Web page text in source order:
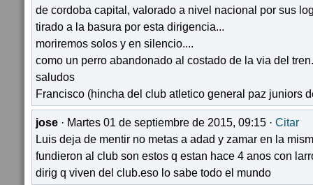
de cordoba capital, valorado a nivel nacional por sus
tirado a la basura por esta dirigencia...
moriremos solos y en silencio....
como un perro abandonado al costado de la via del
saludos
Francisco (hincha del club atletico general paz juniors
jose · Martes 01 de septiembre de 2015, 09:15 · Citar
Luis deja de mentir no metas a adad y zamar en la
fundieron al club son estos q estan hace 4 anos con
dirig q viven del club.eso lo sabe todo el mundo